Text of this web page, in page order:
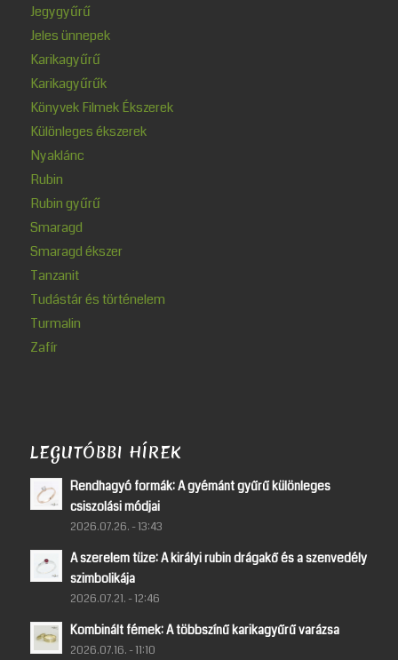
Jegygyűrű
Jeles ünnepek
Karikagyűrű
Karikagyűrűk
Könyvek Filmek Ékszerek
Különleges ékszerek
Nyaklánc
Rubin
Rubin gyűrű
Smaragd
Smaragd ékszer
Tanzanit
Tudástár és történelem
Turmalin
Zafír
LEGUTÓBBI HÍREK
Rendhagyó formák: A gyémánt gyűrű különleges
csiszolási módjai
2026.07.26. - 13:43
A szerelem tüze: A királyi rubin drágakő és a szenvedély
szimbolikája
2026.07.21. - 12:46
Kombinált fémek: A többszínű karikagyűrű varázsa
2026.07.16. - 11:10